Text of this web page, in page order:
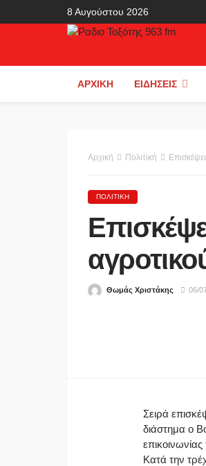
8 Αυγούστου 2026
ΑΡΧΙΚΉ ΕΙΔΉΣΕΙΣ
Αρχική Πολιτική
ΠΟΛΙΤΙΚΉ
Θωμάς Χριστάκης 06/
Σειρά
διάστημα ο
Κατά την